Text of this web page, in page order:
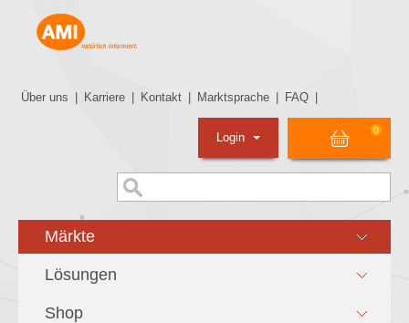
Über uns Karriere Kontakt Marktsprache FAQ
0
Login
Märkte
Lösungen
Shop